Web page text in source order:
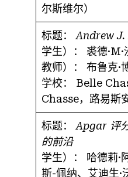
尔斯维尔）
标题：
Andrew
学生）：
裘德·M·
教师）：
布鲁克·
学校：
Belle
Chasse，路易斯
标题：
Apgar 评
的前沿
学生）：
哈德莉·
斯-佩纳、艾迪生·